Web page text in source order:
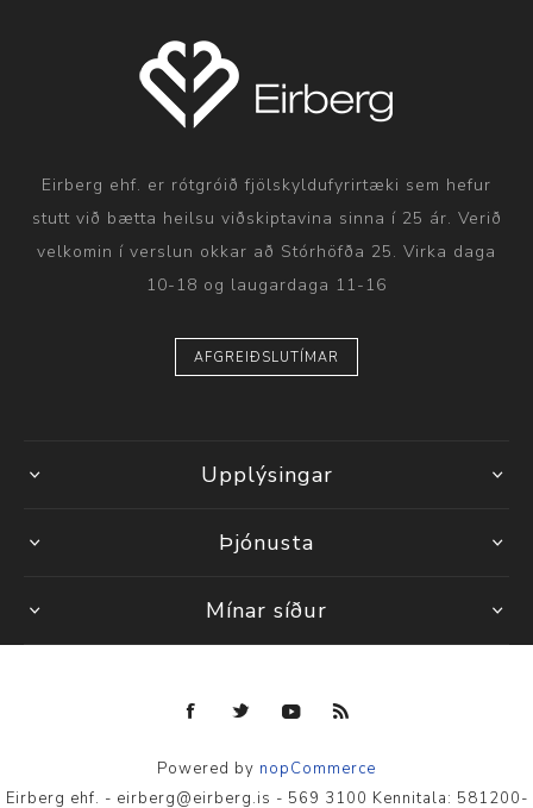
Eirberg ehf. er rótgróið fjölskyldufyrirtæki sem hefur
stutt við bætta heilsu viðskiptavina sinna í 25 ár. Verið
velkomin í verslun okkar að Stórhöfða 25. Virka daga
10-18 og laugardaga 11-16
AFGREIÐSLUTÍMAR
Upplýsingar
Þjónusta
Mínar síður
Powered by nopCommerce
Eirberg ehf. - eirberg@eirberg.is - 569 3100 Kennitala: 581200-